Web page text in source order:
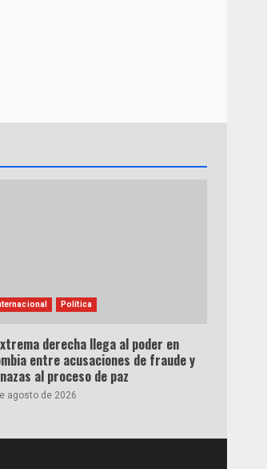
Política
derecha llega al poder en
entre acusaciones de fraude y
al proceso de paz
agosto de 2026